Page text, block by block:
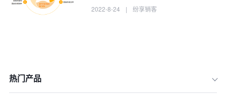
2022-8-24 | 纷享销客
热门产品